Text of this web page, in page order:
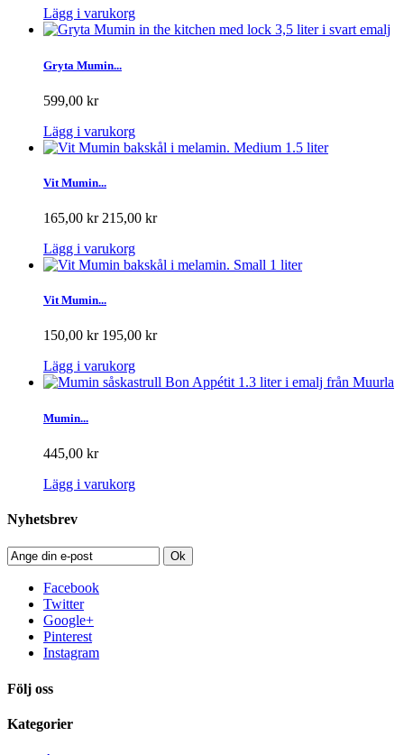
Lägg i varukorg
Gryta Mumin...
599,00 kr
Lägg i varukorg
Vit Mumin...
165,00 kr 215,00 kr
Lägg i varukorg
Vit Mumin...
150,00 kr 195,00 kr
Lägg i varukorg
Mumin...
445,00 kr
Lägg i varukorg
Nyhetsbrev
Ok
Facebook
Twitter
Google+
Pinterest
Instagram
Följ oss
Kategorier